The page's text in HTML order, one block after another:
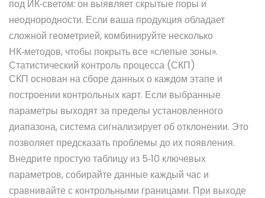
под ИК‑светом: он выявляет скрытые поры и
неоднородности. Если ваша продукция обладает
сложной геометрией, комбинируйте несколько
НК‑методов, чтобы покрыть все «слепые зоны».
Статистический контроль процесса (СКП)
СКП основан на сборе данных о каждом этапе и
построении контрольных карт. Если выбранные
параметры выходят за пределы установленного
диапазона, система сигнализирует об отклонении. Это
позволяет предсказать проблемы до их появления.
Внедрите простую таблицу из 5‑10 ключевых
параметров, собирайте данные каждый час и
сравнивайте с контрольными границами. При выходе